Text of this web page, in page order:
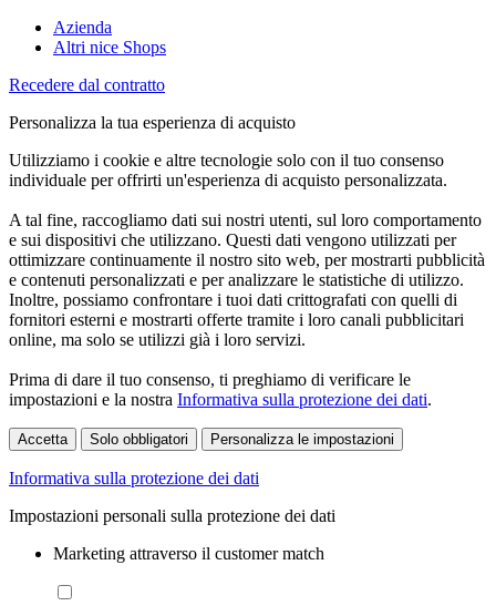
Azienda
Altri nice Shops
Recedere dal contratto
Personalizza la tua esperienza di acquisto
Utilizziamo i cookie e altre tecnologie solo con il tuo consenso
individuale per offrirti un'esperienza di acquisto personalizzata.
A tal fine, raccogliamo dati sui nostri utenti, sul loro comportamento
e sui dispositivi che utilizzano. Questi dati vengono utilizzati per
ottimizzare continuamente il nostro sito web, per mostrarti pubblicità
e contenuti personalizzati e per analizzare le statistiche di utilizzo.
Inoltre, possiamo confrontare i tuoi dati crittografati con quelli di
fornitori esterni e mostrarti offerte tramite i loro canali pubblicitari
online, ma solo se utilizzi già i loro servizi.
Prima di dare il tuo consenso, ti preghiamo di verificare le
impostazioni e la nostra Informativa sulla protezione dei dati.
Accetta Solo obbligatori Personalizza le impostazioni
Informativa sulla protezione dei dati
Impostazioni personali sulla protezione dei dati
Marketing attraverso il customer match